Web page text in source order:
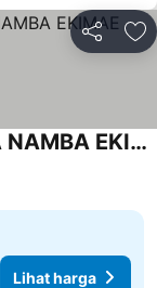
Kongsi
APA HOTEL＆RESORT〈OSAKA NAMBA EKIMAE TOWER〉
Lihat harga